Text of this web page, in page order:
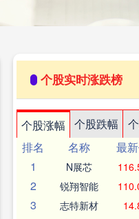
个股实时涨跌榜
个股涨幅 个股跌幅
排名
名称 最
1
N展芯
2 锐翔智能
3 志特新材